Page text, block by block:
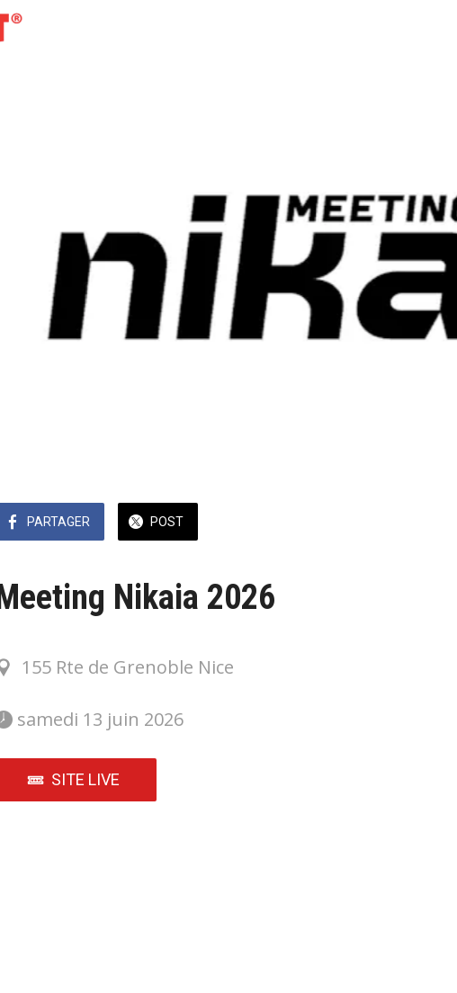
PARTAGER POST
Meeting Nikaia 2026
155 Rte de Grenoble Nice
samedi 13 juin 2026
SITE LIVE